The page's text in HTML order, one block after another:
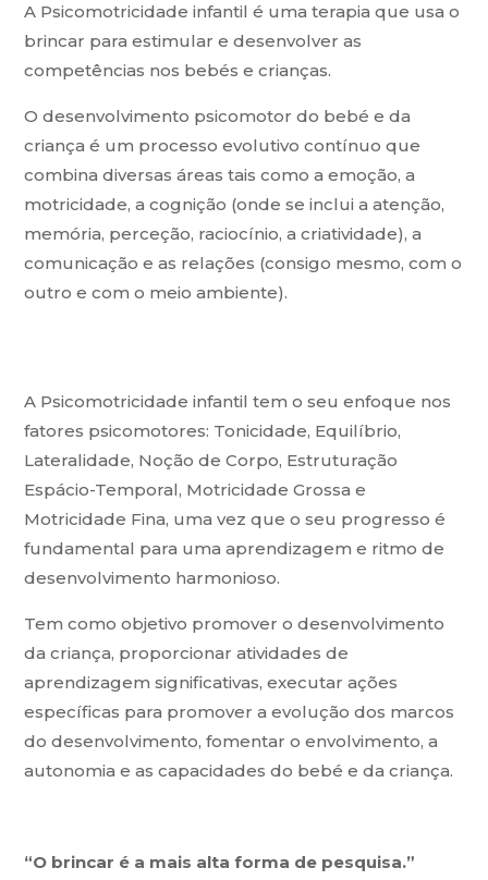
A Psicomotricidade infantil é uma terapia que usa o
brincar para estimular e desenvolver as
competências nos bebés e crianças.
O desenvolvimento psicomotor do bebé e da
criança é um processo evolutivo contínuo que
combina diversas áreas tais como a emoção, a
motricidade, a cognição (onde se inclui a atenção,
memória, perceção, raciocínio, a criatividade), a
comunicação e as relações (consigo mesmo, com o
outro e com o meio ambiente).
A Psicomotricidade infantil tem o seu enfoque nos
fatores psicomotores: Tonicidade, Equilíbrio,
Lateralidade, Noção de Corpo, Estruturação
Espácio-Temporal, Motricidade Grossa e
Motricidade Fina, uma vez que o seu progresso é
fundamental para uma aprendizagem e ritmo de
desenvolvimento harmonioso.
Tem como objetivo promover o desenvolvimento
da criança, proporcionar atividades de
aprendizagem significativas, executar ações
específicas para promover a evolução dos marcos
do desenvolvimento, fomentar o envolvimento, a
autonomia e as capacidades do bebé e da criança.
“O brincar é a mais alta forma de pesquisa.”